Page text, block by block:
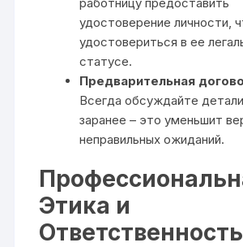
удостоверение личности,
удостовериться в ее
статусе.
Предварительная
Всегда обсуждайте
заранее – это уменьшит
неправильных ожиданий.
Этика и
Ответственность